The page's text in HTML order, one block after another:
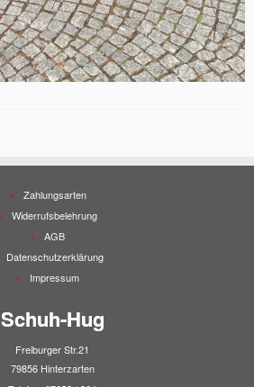
Zahlungsarten
Widerrufsbelehrung
AGB
Datenschutzerklärung
Impressum
Schuh-Hug
Freiburger Str.21
79856 Hinterzarten